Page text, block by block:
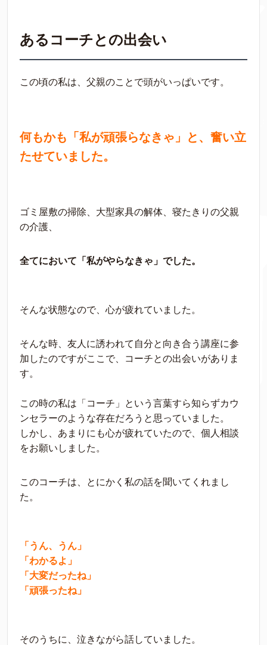
あるコーチとの出会い
この頃の私は、父親のことで頭がいっぱいです。
何もかも「私が頑張らなきゃ」と、奮い立
たせていました。
ゴミ屋敷の掃除、大型家具の解体、寝たきりの父親
の介護、
全てにおいて「私がやらなきゃ」でした。
そんな状態なので、心が疲れていました。
そんな時、友人に誘われて自分と向き合う講座に参
加したのですがここで、コーチとの出会いがありま
す。
この時の私は「コーチ」という言葉すら知らずカウ
ンセラーのような存在だろうと思っていました。
しかし、あまりにも心が疲れていたので、個人相談
をお願いしました。
このコーチは、とにかく私の話を聞いてくれまし
た。
「うん、うん」
「わかるよ」
「大変だったね」
「頑張ったね」
そのうちに、泣きながら話していました。